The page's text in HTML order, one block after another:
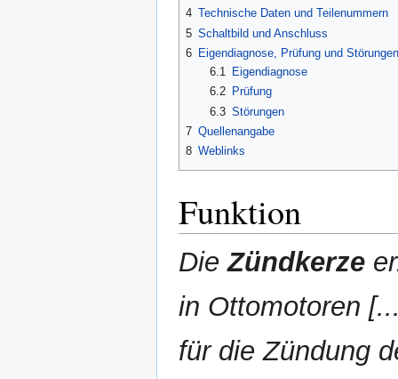
4 Technische Daten und Teilenummern
5 Schaltbild und Anschluss
6 Eigendiagnose, Prüfung und Störungen
6.1
Eigendiagnose
6.2
Prüfung
6.3 Störungen
7 Quellenangabe
8 Weblinks
Funktion
DieZündkerze
in Ottomotoren
für die Zündung